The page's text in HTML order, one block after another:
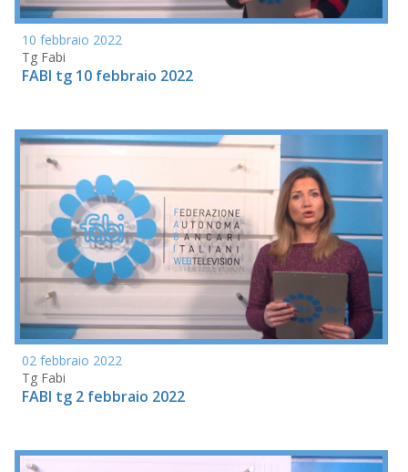
10 febbraio 2022
Tg Fabi
FABI tg 10 febbraio 2022
02 febbraio 2022
Tg Fabi
FABI tg 2 febbraio 2022